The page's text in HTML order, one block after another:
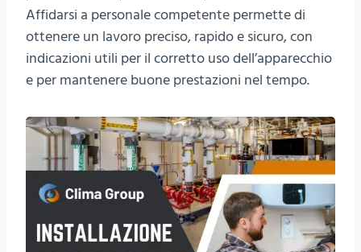
Affidarsi a personale competente permette di
ottenere un lavoro preciso, rapido e sicuro, con
indicazioni utili per il corretto uso dell’apparecchio
e per mantenere buone prestazioni nel tempo.